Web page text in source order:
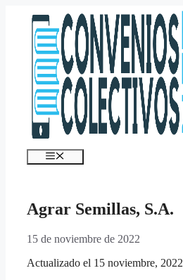
contenido
Menú
Agrar Semillas, S.A.
15 de noviembre de 2022
Actualizado el 15 noviembre, 2022